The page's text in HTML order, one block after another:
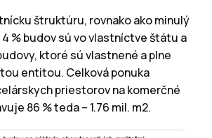
štruktúru, rovnako ako minulý
% budov sú vo vlastníctve štátu a
ktoré sú vlastnené a plne
entitou. Celková ponuka
priestorov na komerčné
86 % teda – 1.76 mil. m2.